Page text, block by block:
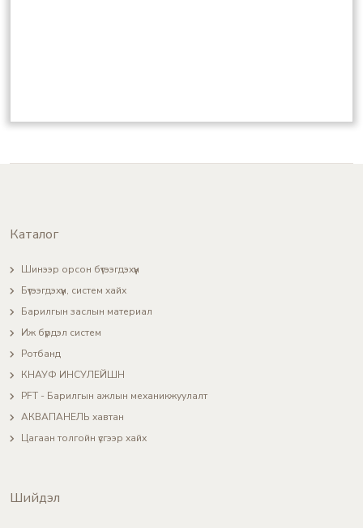
Каталог
Шинээр орсон бүтээгдэхүүн
Бүтээгдэхүүн, систем хайх
Барилгын заслын материал
Иж бүрдэл систем
Ротбанд
КНАУФ ИНСУЛЕЙШН
PFT - Барилгын ажлын механикжуулалт
АКВАПАНЕЛЬ хавтан
Цагаан толгойн үсгээр хайх
Шийдэл